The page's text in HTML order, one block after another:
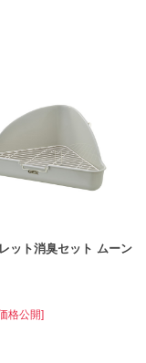
ット消臭セット ムーン
格公開]